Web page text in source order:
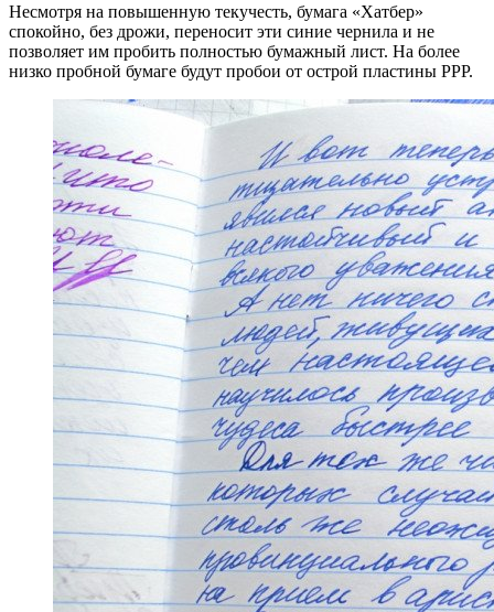
Несмотря на повышенную текучесть, бумага «Хатбер»
спокойно, без дрожи, переносит эти синие чернила и не
позволяет им пробить полностью бумажный лист. На более
низко пробной бумаге будут пробои от острой пластины РРР.